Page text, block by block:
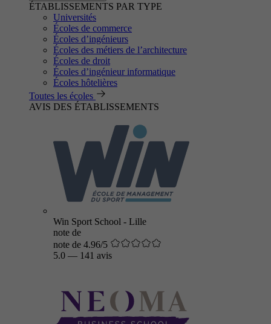
ÉTABLISSEMENTS PAR TYPE
Universités
Écoles de commerce
Écoles d’ingénieurs
Écoles des métiers de l’architecture
Écoles de droit
Écoles d’ingénieur informatique
Écoles hôtelières
Toutes les écoles
AVIS DES ÉTABLISSEMENTS
Win Sport School - Lille
note de
note de 4.96/5
5.0 — 141 avis